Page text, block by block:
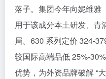
落子。集团今年向妮维雅
用于该成分本土研发、青
局。630 系列定价 324-
较国际高端品低 25%-
优势，为外资品牌破解 “